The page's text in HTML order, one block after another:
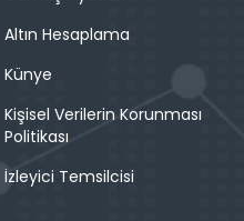
Altın Hesaplama
Künye
Kişisel Verilerin Korunması
Politikası
İzleyici Temsilcisi